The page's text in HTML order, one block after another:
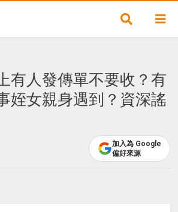
有人發傳單不要收？有
姪女親身遇到？資深謠
加入為 Google
偏好來源